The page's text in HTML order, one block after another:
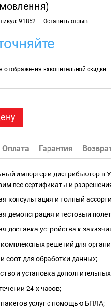
91852 Оставить отзыв
отображения накопительной скидки
Оплата Гарантия
импортер и дистрибьютор в
все сертификаты и
консультация и полный
демонстрация и тестовый
доставка устройства к
решений для
софт для обработки данных;
и установка
24-х часов;
пакетов услуг с помощью БПЛА;